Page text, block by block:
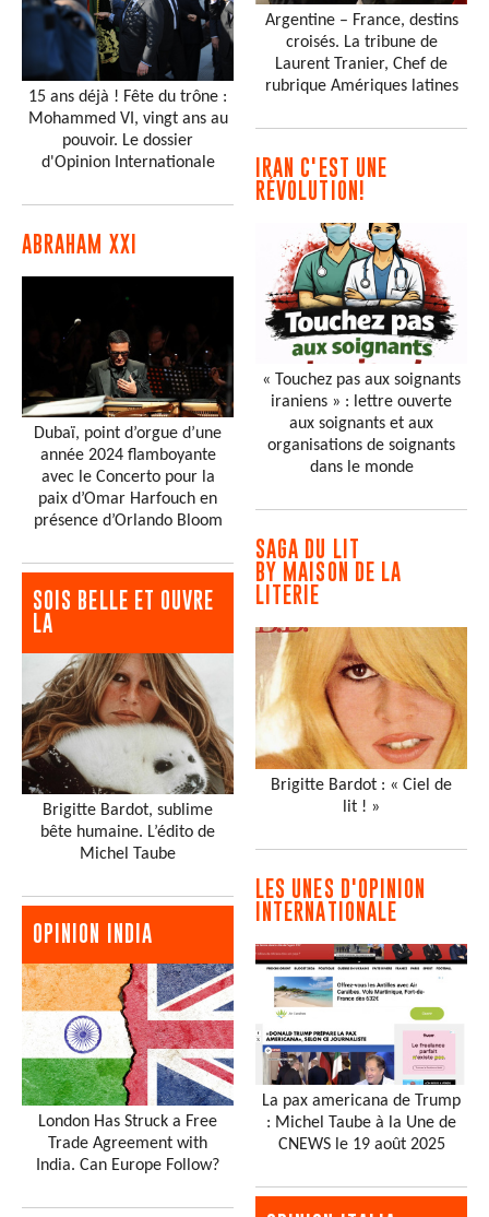
15 ans déjà ! Fête du trône :
Mohammed VI, vingt ans au
pouvoir. Le dossier
d'Opinion Internationale
ABRAHAM XXI
Dubaï, point d’orgue d’une
année 2024 flamboyante
avec le Concerto pour la
paix d’Omar Harfouch en
présence d’Orlando Bloom
SOIS BELLE ET OUVRE
LA
Brigitte Bardot, sublime
bête humaine. L’édito de
Michel Taube
OPINION INDIA
London Has Struck a Free
Trade Agreement with
India. Can Europe Follow?
Argentine – France, destins
croisés. La tribune de
Laurent Tranier, Chef de
rubrique Amériques latines
IRAN C'EST UNE
RÉVOLUTION!
« Touchez pas aux soignants
iraniens » : lettre ouverte
aux soignants et aux
organisations de soignants
dans le monde
SAGA DU LIT
BY MAISON DE LA
LITERIE
Brigitte Bardot : « Ciel de
lit ! »
LES UNES D'OPINION
INTERNATIONALE
La pax americana de Trump
: Michel Taube à la Une de
CNEWS le 19 août 2025